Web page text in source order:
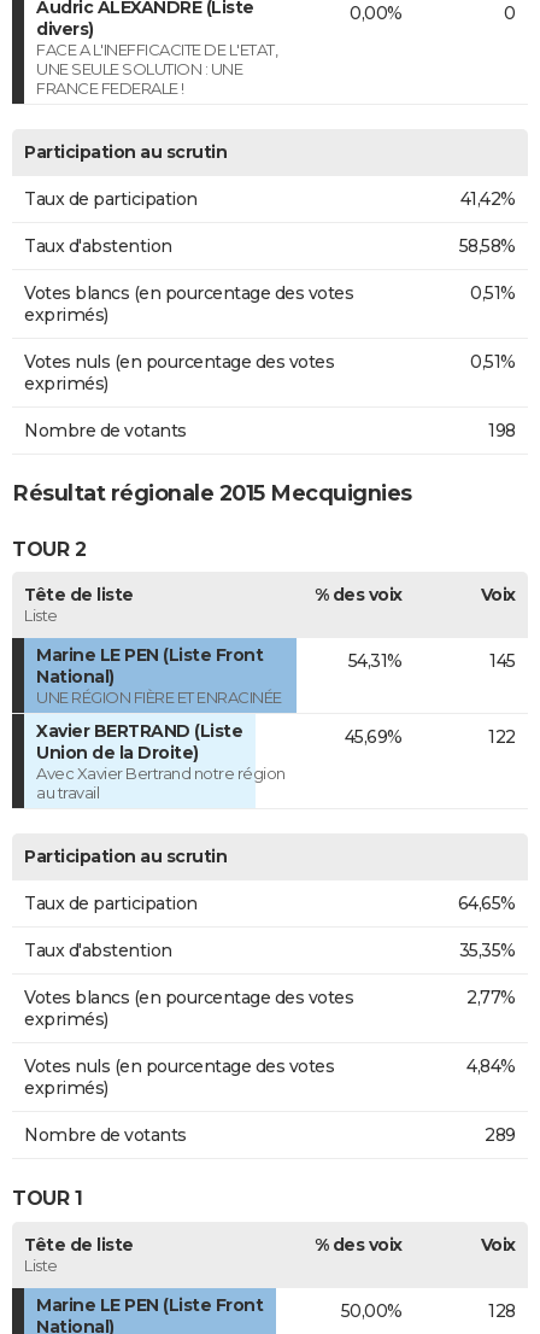
Audric ALEXANDRE (Liste
divers)
FACE A L'INEFFICACITE DE L'ETAT,
UNE SEULE SOLUTION : UNE
FRANCE FEDERALE !
0,00% 0
Participation au scrutin
Taux de participation 41,42%
Taux d'abstention 58,58%
Votes blancs (en pourcentage des votes
exprimés)
0,51%
Votes nuls (en pourcentage des votes
exprimés)
0,51%
Nombre de votants 198
Résultat régionale 2015 Mecquignies
TOUR 2
Tête de liste
Liste
% des voix Voix
Marine LE PEN (Liste Front
National)
UNE RÉGION FIÈRE ET ENRACINÉE
54,31% 145
Xavier BERTRAND (Liste
Union de la Droite)
Avec Xavier Bertrand notre région
au travail
45,69% 122
Participation au scrutin
Taux de participation 64,65%
Taux d'abstention 35,35%
Votes blancs (en pourcentage des votes
exprimés)
2,77%
Votes nuls (en pourcentage des votes
exprimés)
4,84%
Nombre de votants 289
TOUR 1
Tête de liste
Liste
% des voix Voix
Marine LE PEN (Liste Front
National)
50,00% 128